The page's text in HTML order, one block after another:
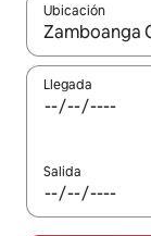
Ubicación
Cuando los
Llegada
Salida